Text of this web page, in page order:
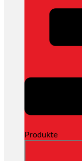
Produkte